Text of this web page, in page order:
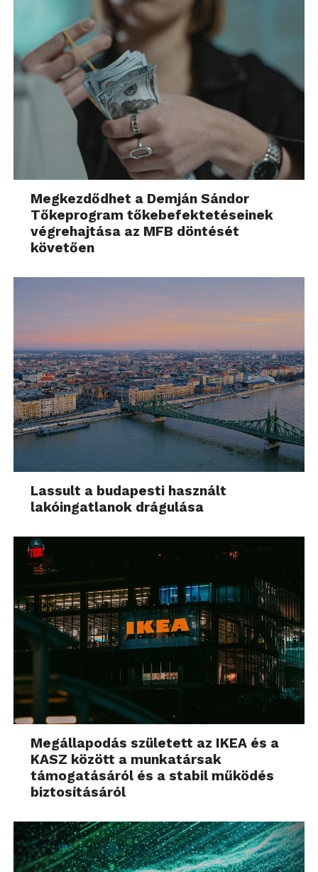
Megkezdődhet a Demján Sándor
Tőkeprogram tőkebefektetéseinek
végrehajtása az MFB döntését
követően
Lassult a budapesti használt
lakóingatlanok drágulása
Megállapodás született az IKEA és a
KASZ között a munkatársak
támogatásáról és a stabil működés
biztosításáról